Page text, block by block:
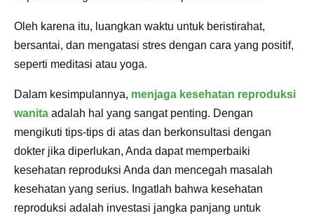
Oleh karena itu, luangkan waktu untuk beristirahat,
bersantai, dan mengatasi stres dengan cara yang positif,
seperti meditasi atau yoga.
Dalam kesimpulannya, menjaga kesehatan reproduksi
wanita adalah hal yang sangat penting. Dengan
mengikuti tips-tips di atas dan berkonsultasi dengan
dokter jika diperlukan, Anda dapat memperbaiki
kesehatan reproduksi Anda dan mencegah masalah
kesehatan yang serius. Ingatlah bahwa kesehatan
reproduksi adalah investasi jangka panjang untuk